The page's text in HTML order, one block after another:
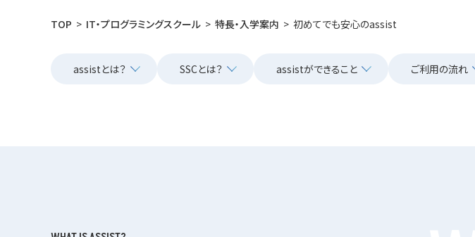
TOP IT・プログラミングスクール 特長・入学案内 初めてでも安心のassist
assistとは？ SSCとは？ assistができること ご利用の流れ